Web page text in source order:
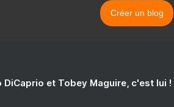
Créer un blog
DiCaprio et Tobey Maguire, c'est lui